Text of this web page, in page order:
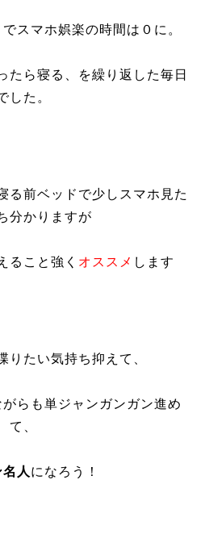
スマホ娯楽の時間は０に。
たら寝る、を繰り返した毎日
した。
る前ベッドで少しスマホ 見た
分かりますが
ること強く オススメ します
りたい気持ち抑えて、
らも単ジャンガンガン進め
て、
人 になろう！